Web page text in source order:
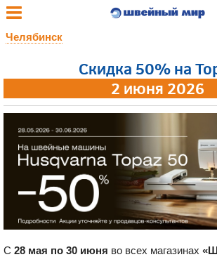
Челябинск
Скидка 50% на
2 июня 2026
С 28 мая по 30 июня во всех магазинах